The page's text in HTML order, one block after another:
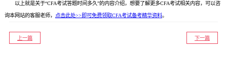
以上就是关于“CFA考试答题时间多久”的内容介绍，想要了解更多CFA考试相关内容，可以咨
询本网站的客服老师， 点击此处>>即可免费领取CFA考试备考精华资料。
上一篇 下一篇